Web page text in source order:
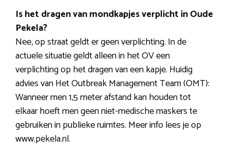
Is het dragen van mondkapjes verplicht in Oude
Pekela?
Nee, op straat geldt er geen verplichting. In de
actuele situatie geldt alleen in het OV een
verplichting op het dragen van een kapje. Huidig
advies van Het Outbreak Management Team (OMT):
Wanneer men 1,5 meter afstand kan houden tot
elkaar hoeft men geen niet-medische maskers te
gebruiken in publieke ruimtes. Meer info lees je op
www.pekela.nl.